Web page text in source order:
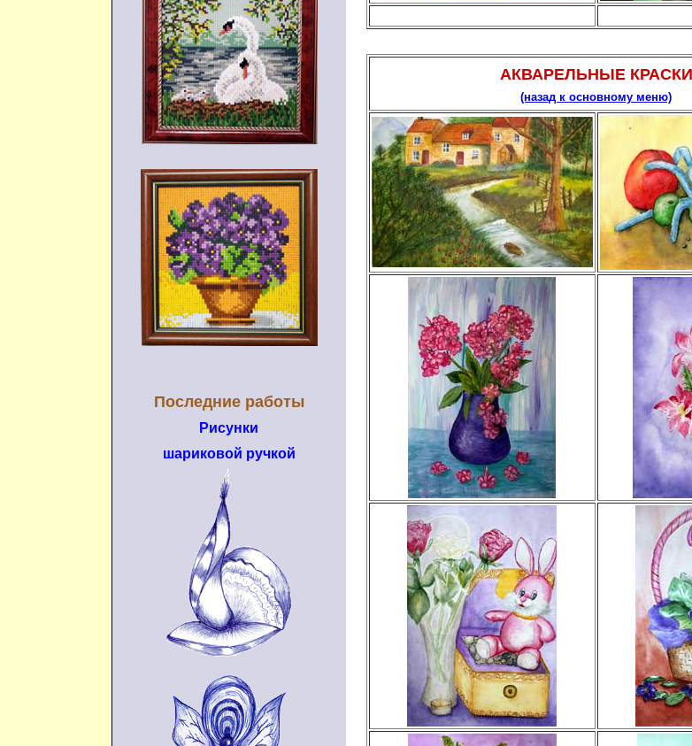
Последние работы
Рисунки
шариковой ручкой
АКВАРЕЛЬНЫЕ КРАСКИ
(назад к основному меню)